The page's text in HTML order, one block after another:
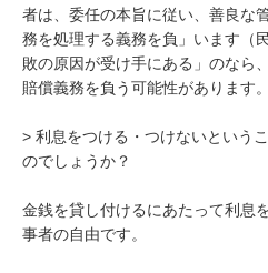
者は、委任の本旨に従い、善良な
務を処理する義務を負」います（
敗の原因が受け手にある」のなら
賠償義務を負う可能性があります。
> 利息をつける・つけないという
のでしょうか？
金銭を貸し付けるにあたって利息
事者の自由です。